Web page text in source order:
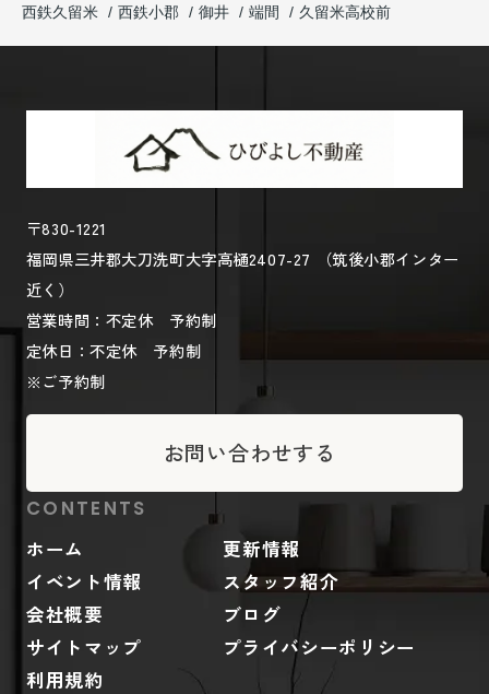
西鉄久留米
西鉄小郡 御井 端間 久留米高校前
〒830-1221
福岡県三井郡大刀洗町大字高樋2407-27 （筑後小郡インター
近く）
営業時間：不定休 予約制
定休日：不定休 予約制
※ご予約制
お問い合わせする
CONTENTS
ホーム
更新情報
イベント情報
スタッフ紹介
会社概要
ブログ
サイトマップ
プライバシーポリシー
利用規約